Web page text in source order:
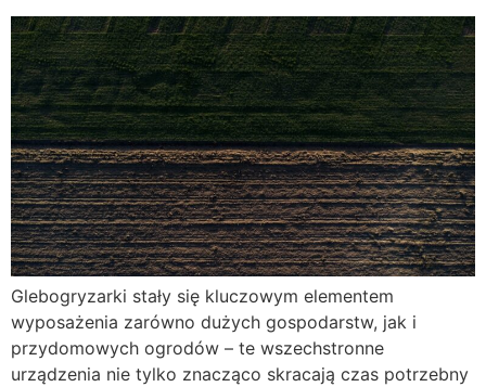
Glebogryzarki stały się kluczowym elementem
wyposażenia zarówno dużych gospodarstw, jak i
przydomowych ogrodów – te wszechstronne
urządzenia nie tylko znacząco skracają czas potrzebny